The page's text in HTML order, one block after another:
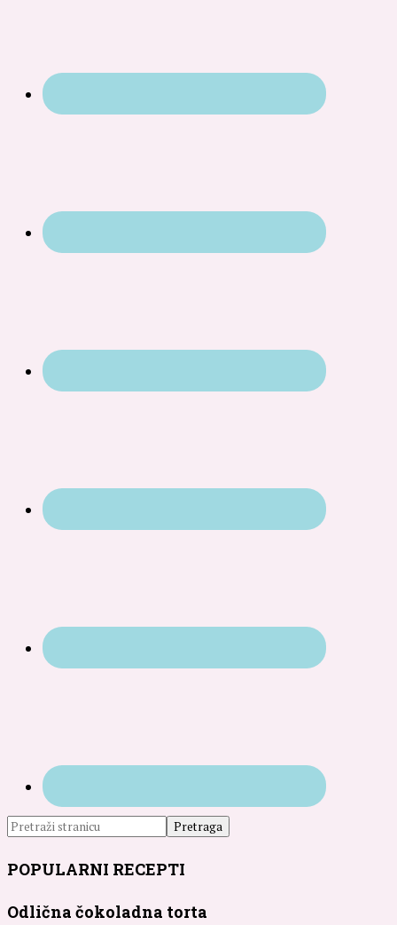
POPULARNI RECEPTI
Odlična čokoladna torta